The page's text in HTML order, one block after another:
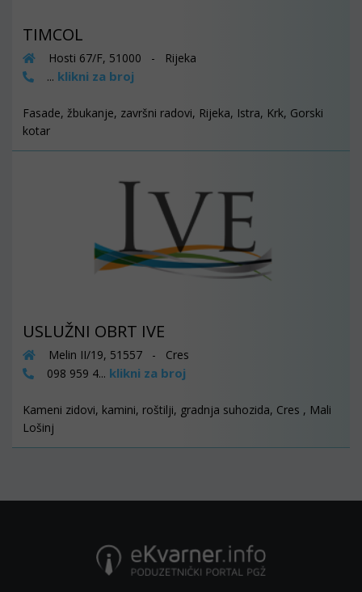
TIMCOL
Hosti 67/F, 51000 - Rijeka
... klikni za broj
Fasade, žbukanje, završni radovi, Rijeka, Istra, Krk, Gorski
kotar
USLUŽNI OBRT IVE
Melin II/19, 51557 - Cres
098 959 4... klikni za broj
Kameni zidovi, kamini, roštilji, gradnja suhozida, Cres , Mali
Lošinj